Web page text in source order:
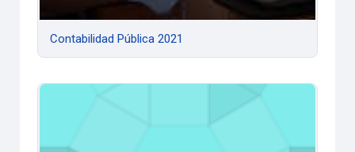
Contabilidad Pública 2021